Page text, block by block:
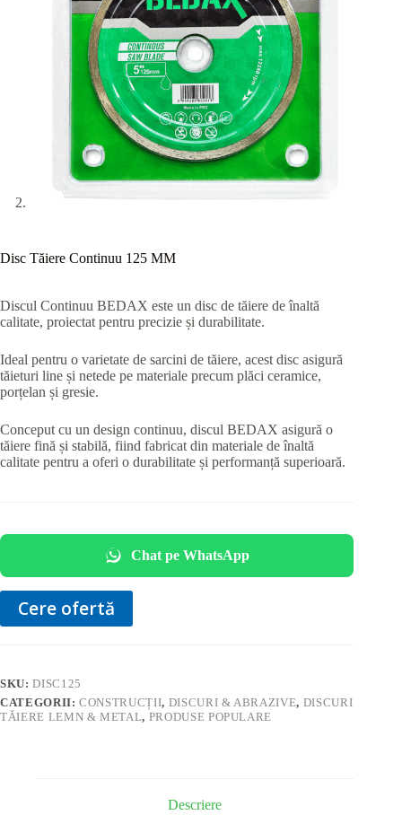
Disc Tăiere Continuu 125 MM
Discul Continuu BEDAX este un disc de tăiere de înaltă
calitate, proiectat pentru precizie și durabilitate.
Ideal pentru o varietate de sarcini de tăiere, acest disc asigură
tăieturi line și netede pe materiale precum plăci ceramice,
porțelan și gresie.
Conceput cu un design continuu, discul BEDAX asigură o
tăiere fină și stabilă, fiind fabricat din materiale de înaltă
calitate pentru a oferi o durabilitate și performanță superioară.
Chat pe WhatsApp
Cere ofertă
SKU:DISC125
CATEGORII:CONSTRUCȚII, DISCURI & ABRAZIVE, DISCURI
TĂIERE LEMN & METAL, PRODUSE POPULARE
Descriere